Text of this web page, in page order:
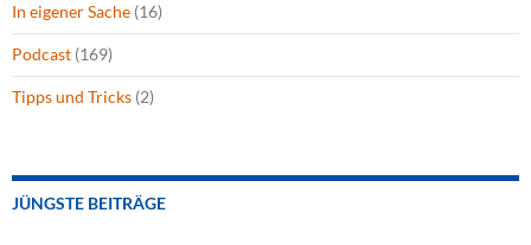
In eigener Sache (16)
Podcast (169)
Tipps und Tricks (2)
JÜNGSTE BEITRÄGE